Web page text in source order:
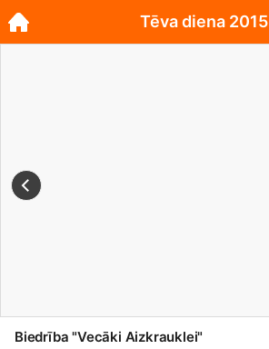
Biedrība "Vecāki Aizkrauklei"
Tēva diena 2015